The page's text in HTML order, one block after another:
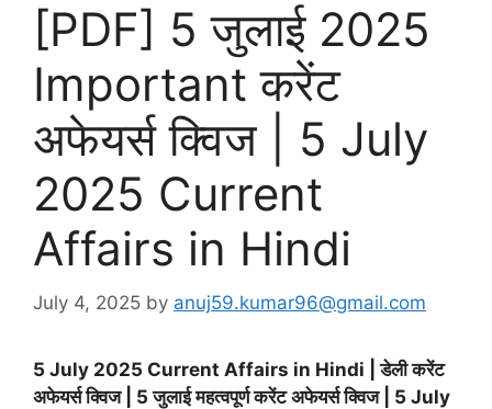
[PDF] 5 जुलाई 2025
Important करेंट
अफेयर्स क्विज | 5 July
2025 Current
Affairs in Hindi
July 4, 2025 by anuj59.kumar96@gmail.com
5 July 2025 Current Affairs in Hindi | डेली करेंट
अफेयर्स क्विज | 5 जुलाई महत्वपूर्ण करेंट अफेयर्स क्विज | 5 July